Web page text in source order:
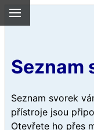
Seznam
Seznam svorek
přístroje jsou
Otevřete ho přes